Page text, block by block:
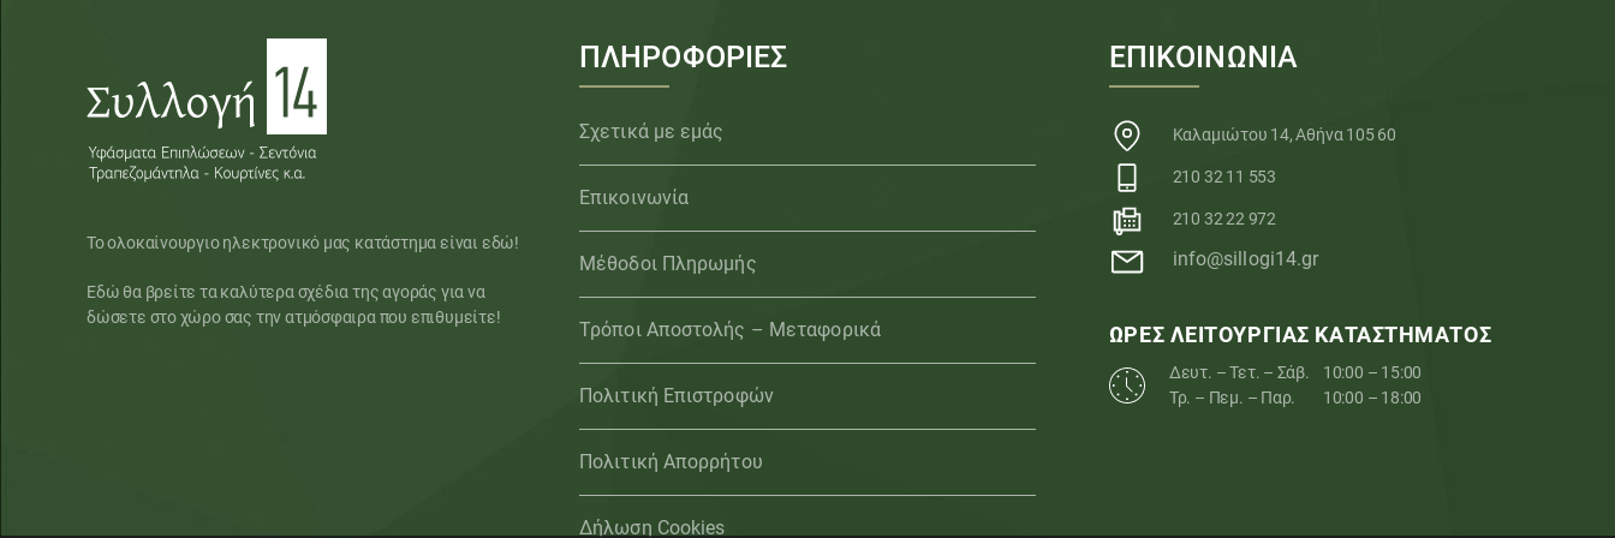
Το ολοκαίνουργιο ηλεκτρονικό μας κατάστημα είναι εδώ!
Εδώ θα βρείτε τα καλύτερα σχέδια της αγοράς για να
δώσετε στο χώρο σας την ατμόσφαιρα που επιθυμείτε!
ΠΛΗΡΟΦΟΡΙΕΣ
Σχετικά με εμάς
Επικοινωνία
Μέθοδοι Πληρωμής
Τρόποι Αποστολής – Μεταφορικά
Πολιτική Επιστροφών
Πολιτική Απορρήτου
Δήλωση Cookies
ΕΠΙΚΟΙΝΩΝΙΑ
Καλαμιώτου 14, Αθήνα 105 60
210 32 11 553
210 32 22 972
info@sillogi14.gr
ΩΡΕΣ ΛΕΙΤΟΥΡΓΙΑΣ ΚΑΤΑΣΤΗΜΑΤΟΣ
Δευτ. – Τετ. – Σάβ.
10:00 – 15:00
Τρ. – Πεμ. – Παρ.
10:00 – 18:00